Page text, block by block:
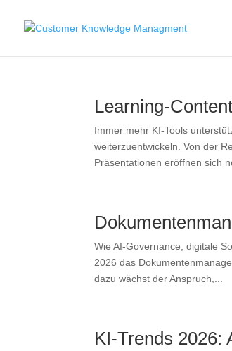
Learning-
Immer mehr KI-Tools
weiterzuentwickeln. Von der
Präsentationen eröffnen sich
Wie AI-Governance, digitale
2026 das
dazu wächst der Anspruch,...
KI-Trends 2026: